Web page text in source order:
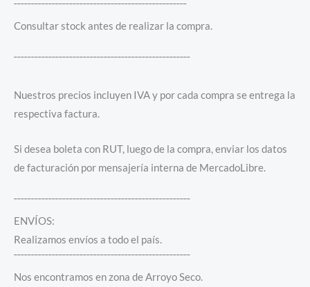
¯¯¯¯¯¯¯¯¯¯¯¯¯¯¯¯¯¯¯¯¯¯¯¯¯¯¯¯¯¯¯¯¯¯¯¯¯¯¯¯¯¯¯¯¯¯¯¯¯¯
Consultar stock antes de realizar la compra.
¯¯¯¯¯¯¯¯¯¯¯¯¯¯¯¯¯¯¯¯¯¯¯¯¯¯¯¯¯¯¯¯¯¯¯¯¯¯¯¯¯¯¯¯¯¯¯¯¯¯¯
Nuestros precios incluyen IVA y por cada compra se entrega la
respectiva factura.
Si desea boleta con RUT, luego de la compra, enviar los datos
de facturación por mensajería interna de MercadoLibre.
¯¯¯¯¯¯¯¯¯¯¯¯¯¯¯¯¯¯¯¯¯¯¯¯¯¯¯¯¯¯¯¯¯¯¯¯¯¯¯¯¯¯¯¯¯¯¯¯¯¯¯
ENVÍOS:
Realizamos envíos a todo el país.
¯¯¯¯¯¯¯¯¯¯¯¯¯¯¯¯¯¯¯¯¯¯¯¯¯¯¯¯¯¯¯¯¯¯¯¯¯¯¯¯¯¯¯¯¯¯¯¯¯¯¯
Nos encontramos en zona de Arroyo Seco.